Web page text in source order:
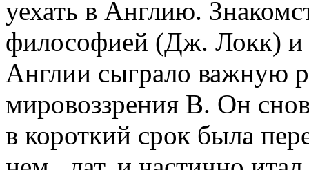
уехать в Англию.
философией (Дж. Локк) и
Англии сыграло важную
мировоззрения В. Он
в короткий срок была